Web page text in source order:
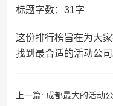
标题字数：31字
这份排行榜旨在为大
找到最合适的活动公司
上一篇: 成都最大的活动